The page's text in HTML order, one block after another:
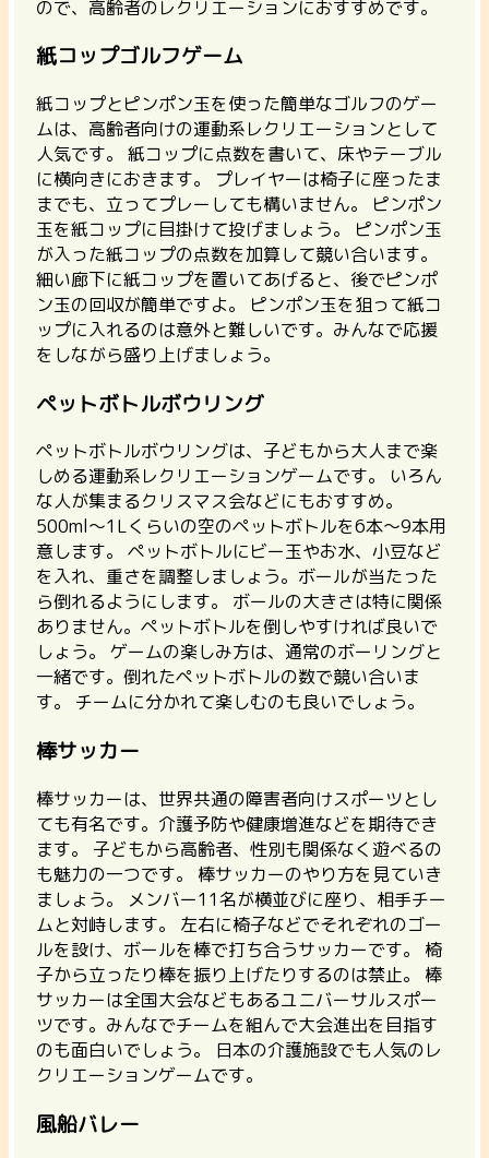
ので、高齢者のレクリエーションにおすすめです。
紙コップゴルフゲーム
紙コップとピンポン玉を使った簡単なゴルフのゲー
ムは、高齢者向けの運動系レクリエーションとして
人気です。 紙コップに点数を書いて、床やテーブル
に横向きにおきます。 プレイヤーは椅子に座ったま
までも、立ってプレーしても構いません。 ピンポン
玉を紙コップに目掛けて投げましょう。 ピンポン玉
が入った紙コップの点数を加算して競い合います。
細い廊下に紙コップを置いてあげると、後でピンポ
ン玉の回収が簡単ですよ。
ピンポン玉を狙って紙コ
ップに入れるのは意外と難しいです。みんなで応援
をしながら盛り上げましょう。
ペットボトルボウリング
ペットボトルボウリングは、子どもから大人まで楽
しめる運動系レクリエーションゲームです。 いろん
な人が集まるクリスマス会などにもおすすめ。
500ml〜1Lくらいの空のペットボトルを6本〜9本用
意します。 ペットボトルにビー玉やお水、小豆など
を入れ、重さを調整しましょう。ボールが当たった
ら倒れるようにします。 ボールの大きさは特に関係
ありません。ペットボトルを倒しやすければ良いで
しょう。 ゲームの楽しみ方は、通常のボーリングと
一緒です。倒れたペットボトルの数で競い合いま
す。
チームに分かれて楽しむのも良いでしょう。
棒サッカー
棒サッカーは、世界共通の障害者向けスポーツとし
ても有名です。介護予防や健康増進などを期待でき
ます。 子どもから高齢者、性別も関係なく遊べるの
も魅力の一つです。 棒サッカーのやり方を見ていき
ましょう。 メンバー11名が横並びに座り、相手チー
ムと対峙します。 左右に椅子などでそれぞれのゴー
ルを設け、ボールを棒で打ち合うサッカーです。 椅
子から立ったり棒を振り上げたりするのは禁止。 棒
サッカーは全国大会などもあるユニバーサルスポー
ツです。みんなでチームを組んで大会進出を目指す
のも面白いでしょう。
日本の介護施設でも人気のレ
クリエーションゲームです。
風船バレー